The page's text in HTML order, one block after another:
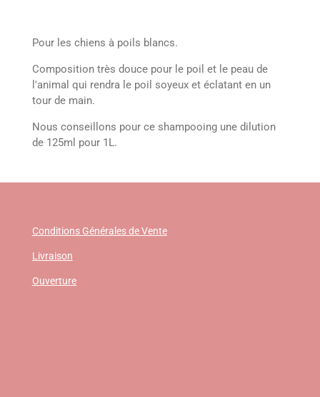
Pour les chiens à poils blancs.
Composition très douce pour le poil et le peau de
l'animal qui rendra le poil soyeux et éclatant en un
tour de main.
Nous conseillons pour ce shampooing une dilution
de 125ml pour 1L.
Conditions Générales de Vente
Livraison
Ouverture